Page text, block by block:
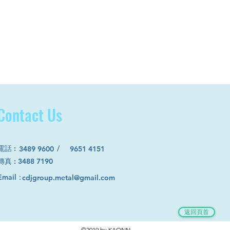
返回頁首
9651 4151
話 : /
：cdjgroup.metal@gmail.com
Us
3489 9600
真 : 3488 7190